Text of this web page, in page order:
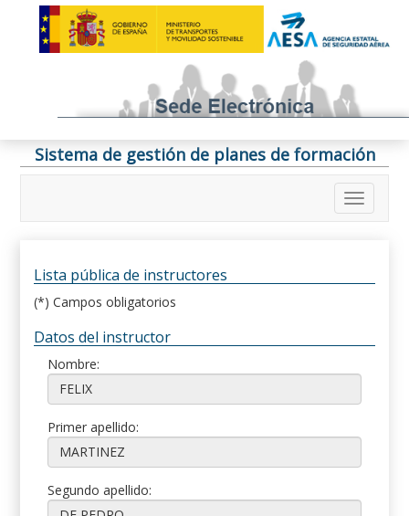
Sistema de gestión de planes de formación
Lista pública de instructores
(*) Campos obligatorios
Datos del instructor
Nombre:
Primer apellido:
Segundo apellido: